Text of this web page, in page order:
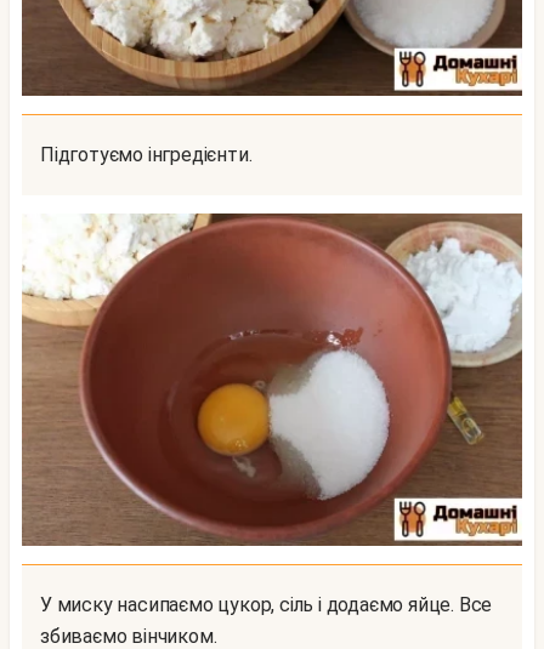
Підготуємо інгредієнти.
У миску насипаємо цукор, сіль і додаємо яйце. Все
збиваємо вінчиком.